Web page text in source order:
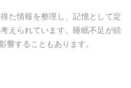
た情報を整理し、記憶として定
えられています。睡眠不足が続
響することもあります。